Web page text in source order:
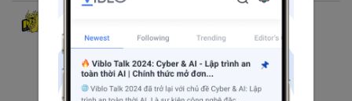
thg 2 27, 2017 11:38 SA
Xây dựng Loadbalancer cho các server
MySQL với HAproxy trên Ubuntu
System Development